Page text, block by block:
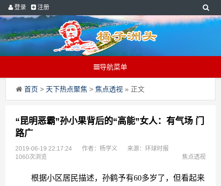
登录 注册
导航菜单
首页 > 天下热点聚焦 >焦点透视 » 正文
“昆明恶霸”孙小果背后的“高能”女人：有气场 门
路广
2019-06-19 22:17:24 作者：杨学义
来源：环球时报
1060次浏览
焦点透视
根据小区居民描述，孙鹤予有60多岁了，但看起来